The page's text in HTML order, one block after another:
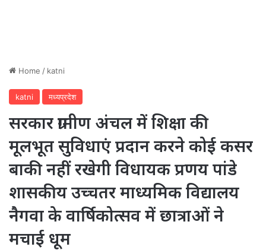
Home / katni
katni मध्यप्रदेश
सरकार ग्रामीण अंचल में शिक्षा की
मूलभूत सुविधाएं प्रदान करने कोई कसर
बाकी नहीं रखेगी विधायक प्रणय पांडे
शासकीय उच्चतर माध्यमिक विद्यालय
नैगवा के वार्षिकोत्सव में छात्राओं ने
मचाई धूम